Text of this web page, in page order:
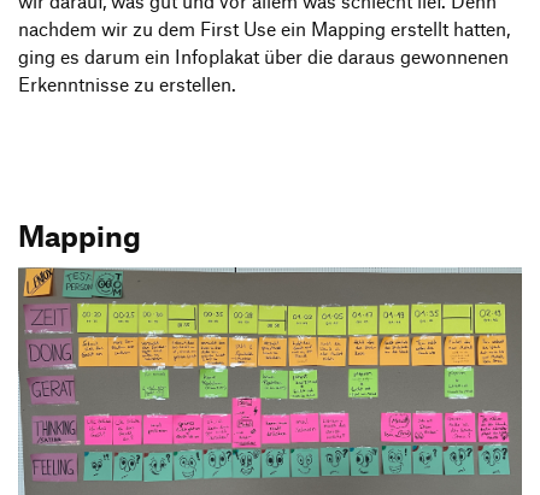
nachdem wir zu dem First Use ein Mapping erstellt hatten,
ging es darum ein Infoplakat über die daraus gewonnenen
Erkenntnisse zu erstellen.
Mapping